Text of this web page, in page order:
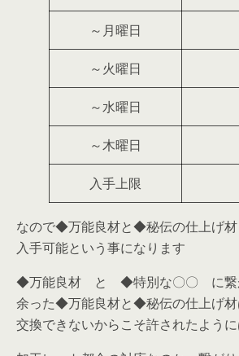
～月曜日
～火曜日
～水曜日
～木曜日
入手上限
なので◆万能良材と◆秘伝の仕上げ材
入手可能という事になります
◆万能良材 と ◆特別な〇〇 に繋が
余った◆万能良材と◆秘伝の仕上げ材
交換できないからこそ許されたよう